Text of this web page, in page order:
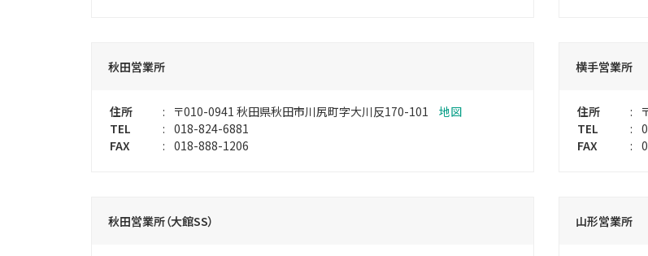
秋田営業所
住所 : 〒010-0941 秋田県秋田市川尻町字大川反170-101
地図
TEL
: 018-824-6881
FAX
: 018-888-1206
横手営業所
住所 :
TEL
:
FAX
:
秋田営業所（大館SS） 山形営業所